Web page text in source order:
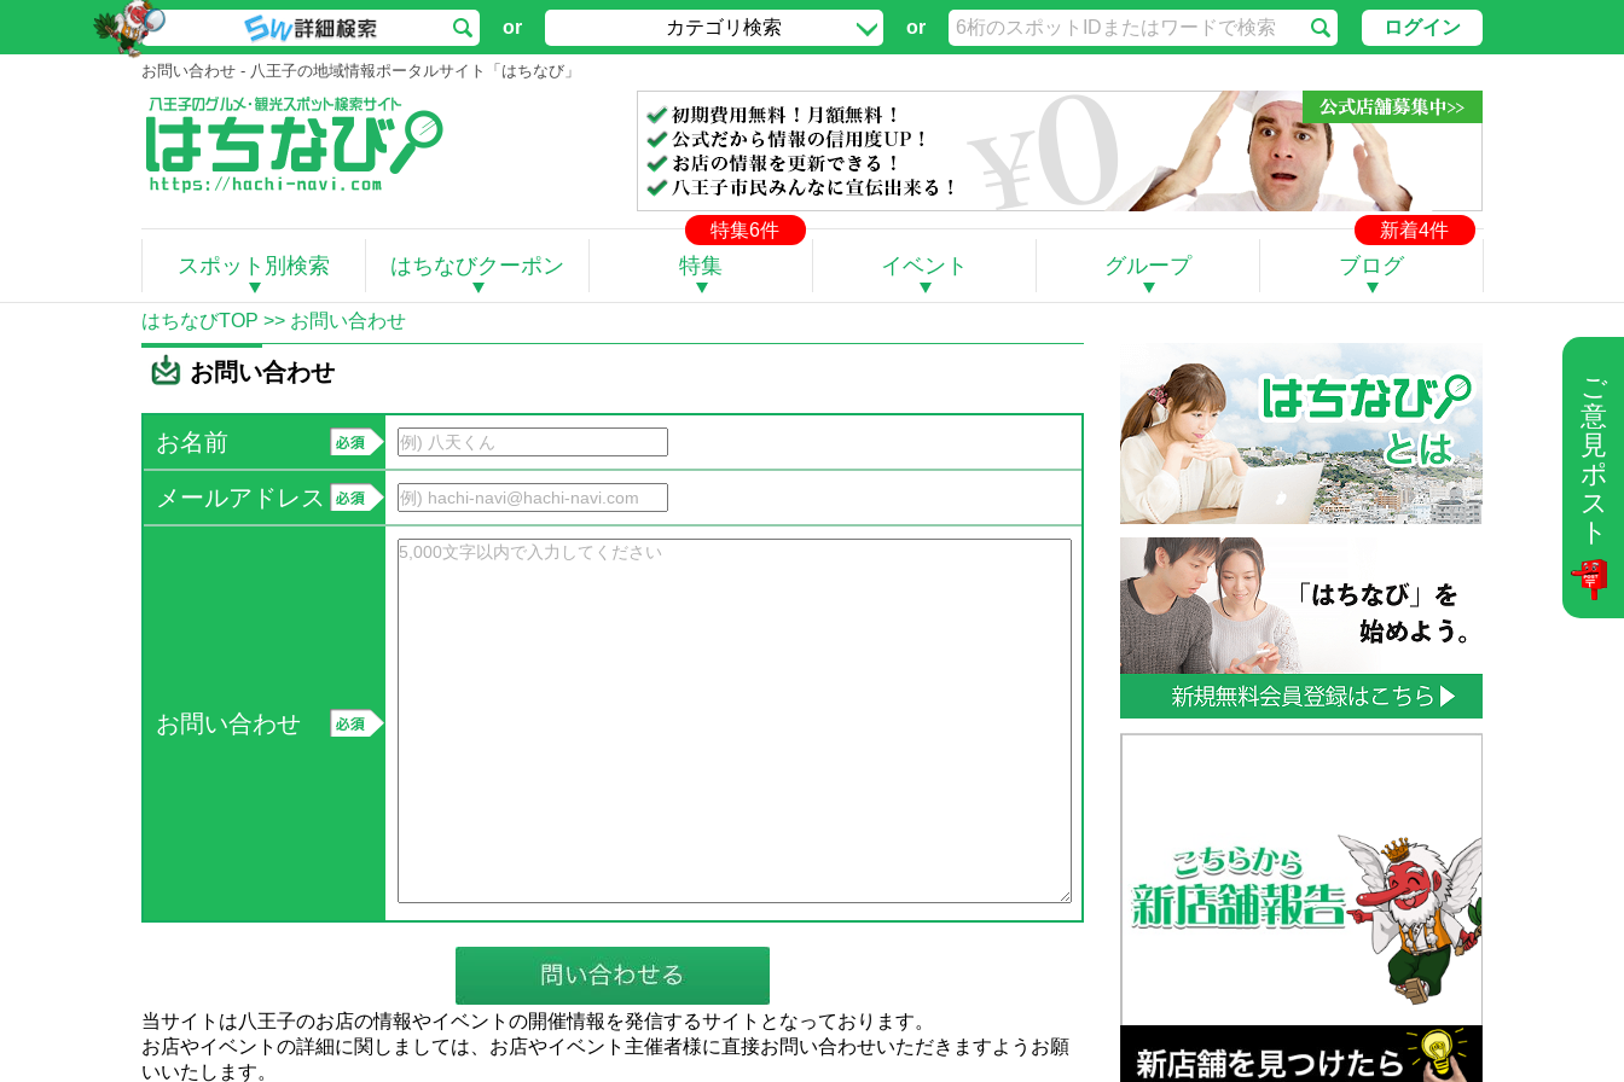
ご
意
見
ポ
ス
ト
or カテゴリ検索 or ログイン
お問い合わせ - 八王子の地域情報ポータルサイト「はちなび」
特集6件 新着4件
スポット別検索 はちなびクーポン 特集 イベント グループ ブログ
はちなびTOP >> お問い合わせ
お問い合わせ
お名前
メールアドレス
お問い合わせ
当サイトは八王子のお店の情報やイベントの開催情報を発信するサイトとなっております。
お店やイベントの詳細に関しましては、お店やイベント主催者様に直接お問い合わせいただきますようお願
いいたします。